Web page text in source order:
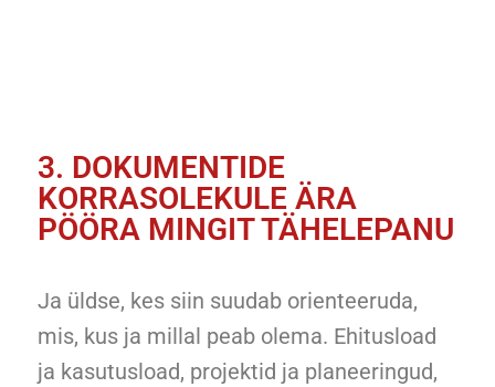
3. DOKUMENTIDE
KORRASOLEKULE ÄRA
PÖÖRA MINGIT TÄHELEPANU
Ja üldse, kes siin suudab orienteeruda,
mis, kus ja millal peab olema. Ehitusload
ja kasutusload, projektid ja planeeringud,